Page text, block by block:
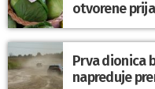
otvorene
Prva dionica
napreduje